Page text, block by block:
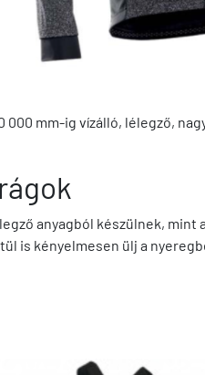
mm-ig vízálló, lélegző,
anyagból készülnek,
is kényelmesen ülj a